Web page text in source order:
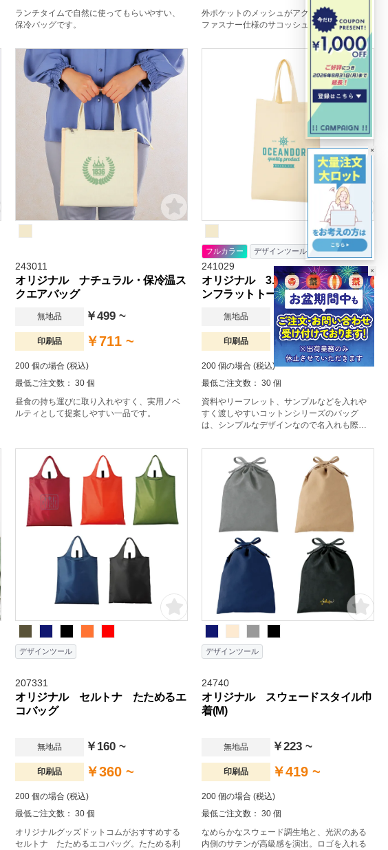
ランチタイムで自然に使ってもらいやすい、
保冷バッグです。
外ポケットのメッシュがアクセントになる、
ファスナー仕様のサコッシュです。
243011
オリジナル ナチュラル・保冷温ス
クエアバッグ
無地品 ￥499 ~
印刷品 ￥711 ~
200 個の場合 (税込)
最低ご注文数： 30 個
昼食の持ち運びに取り入れやすく、実用ノベ
ルティとして提案しやすい一品です。
フルカラー デザインツール
241029
オリジナル 3.5オンス・A4コット
ンフラットトートバッグ
無地品 ￥106 ~
印刷品 ￥742 ~
200 個の場合 (税込)
最低ご注文数： 30 個
資料やリーフレット、サンプルなどを入れや
すく渡しやすいコットンシリーズのバッグ
は、シンプルなデザインなので名入れも際立
丈夫さも兼ね備えた3.5オンス生地は、比較的
リーズナブルな分、汎用性の高い販促品で
デザインツール
207331
オリジナル セルトナ たためるエ
コバッグ
無地品 ￥160 ~
印刷品 ￥360 ~
200 個の場合 (税込)
最低ご注文数： 30 個
オリジナルグッズドットコムがおすすめする
セルトナ たためるエコバッグ。たためる利
デザインツール
24740
オリジナル スウェードスタイル巾
着(M)
無地品 ￥223 ~
印刷品 ￥419 ~
200 個の場合 (税込)
最低ご注文数： 30 個
なめらかなスウェード調生地と、光沢のある
内側のサテンが高級感を演出。ロゴを入れる
×
×